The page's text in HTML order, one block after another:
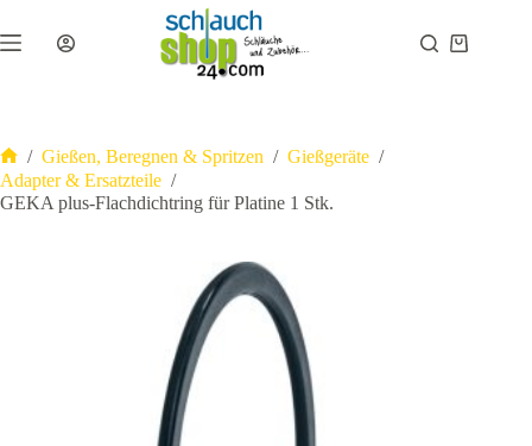
Inhalt
springen
Warenkorb
Start
/ Gießen, Beregnen & Spritzen / Gießgeräte /
Adapter & Ersatzteile /
GEKA plus-Flachdichtring für Platine 1 Stk.